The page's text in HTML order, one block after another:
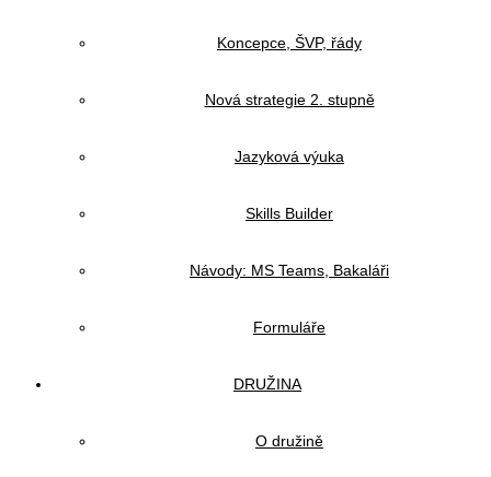
Koncepce, ŠVP, řády
Nová strategie 2. stupně
Jazyková výuka
Skills Builder
Návody: MS Teams, Bakaláři
Formuláře
DRUŽINA
O družině